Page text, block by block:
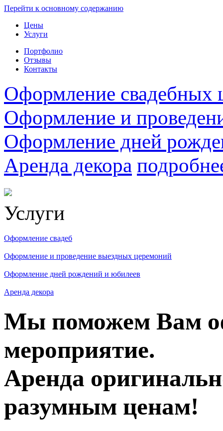
Перейти к основному содержанию
Цены
Услуги
Портфолио
Отзывы
Контакты
Оформление свадебных
Оформление и
Оформление дней
Аренда декора
Услуги
Оформление свадеб
Оформление и проведение выездных церемоний
Оформление дней рождений и юбилеев
Аренда декора
Мы поможем Вам
мероприятие.
Аренда
разумным ценам!